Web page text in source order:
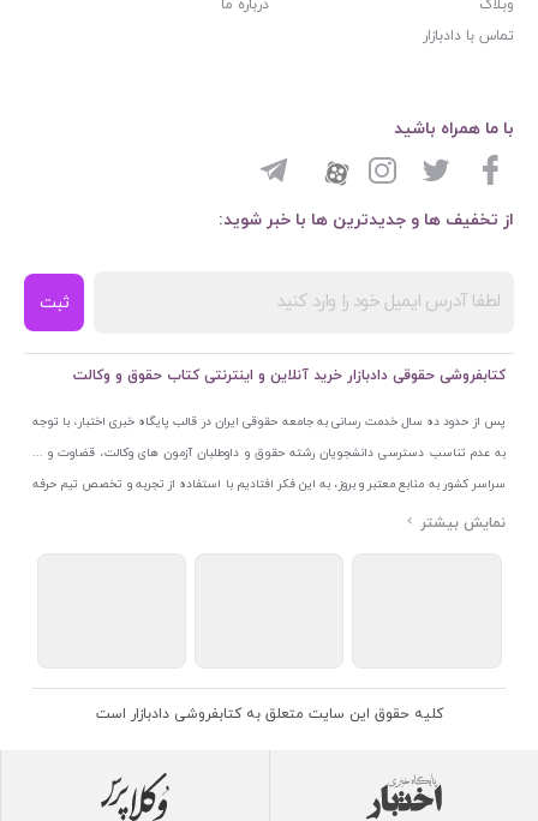
وبلاگ
درباره ما
تماس با دادبازار
از تخفیف ها و جدیدترین ها با خبر شوید:
ثبت
با ما همراه باشید
کتابفروشی حقوقی دادبازار خرید آنلاین و اینترنتی کتاب حقوق و وکالت
پس از حدود ده سال خدمت رسانی به جامعه حقوقی ایران در قالب پایگاه خبری اختبار، با توجه
به عدم تناسب دسترسی دانشجویان رشته حقوق و داوطلبان آزمون های وکالت، قضاوت و ...
سراسر کشور به منابع معتبر و بروز، به این فکر افتادیم با استفاده از تجربه و تخصص تیم حرفه
ای اختبار خدمتی جدید به جامعه حقوقی ایران ارائه کنیم. به این منظور با راه اندازی و تجهیز
اتحادیه ناشران و کتابفروشان تهران به منظور ارائه مطمئن ترین خدمات مجموعه بسیار کامل و
معتبری از کتاب های حقوقی را به علاقمندان عرضه کرده ایم. علاوه بر این با بهره گیری از فناوری
اندازی کردیم تا علاقمندان بتوانند با اطمینان کافی و به اتکای اعتبار این مجموعه قدیمی کتاب و
کلیه حقوق این سایت متعلق به کتابفروشی دادبازار است